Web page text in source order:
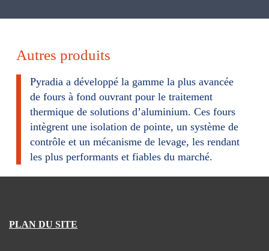
l
Autres produits
Pyradia a développé la gamme la plus avancée
de fours à fond ouvrant pour le traitement
thermique de solutions d’aluminium. Ces fours
intègrent une isolation de pointe, un système de
contrôle et un mécanisme de levage, les rendant
les plus performants et fiables du marché.
PLAN DU SITE